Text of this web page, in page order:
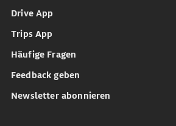
Drive App
Trips App
Häufige Fragen
Feedback geben
Newsletter abonnieren